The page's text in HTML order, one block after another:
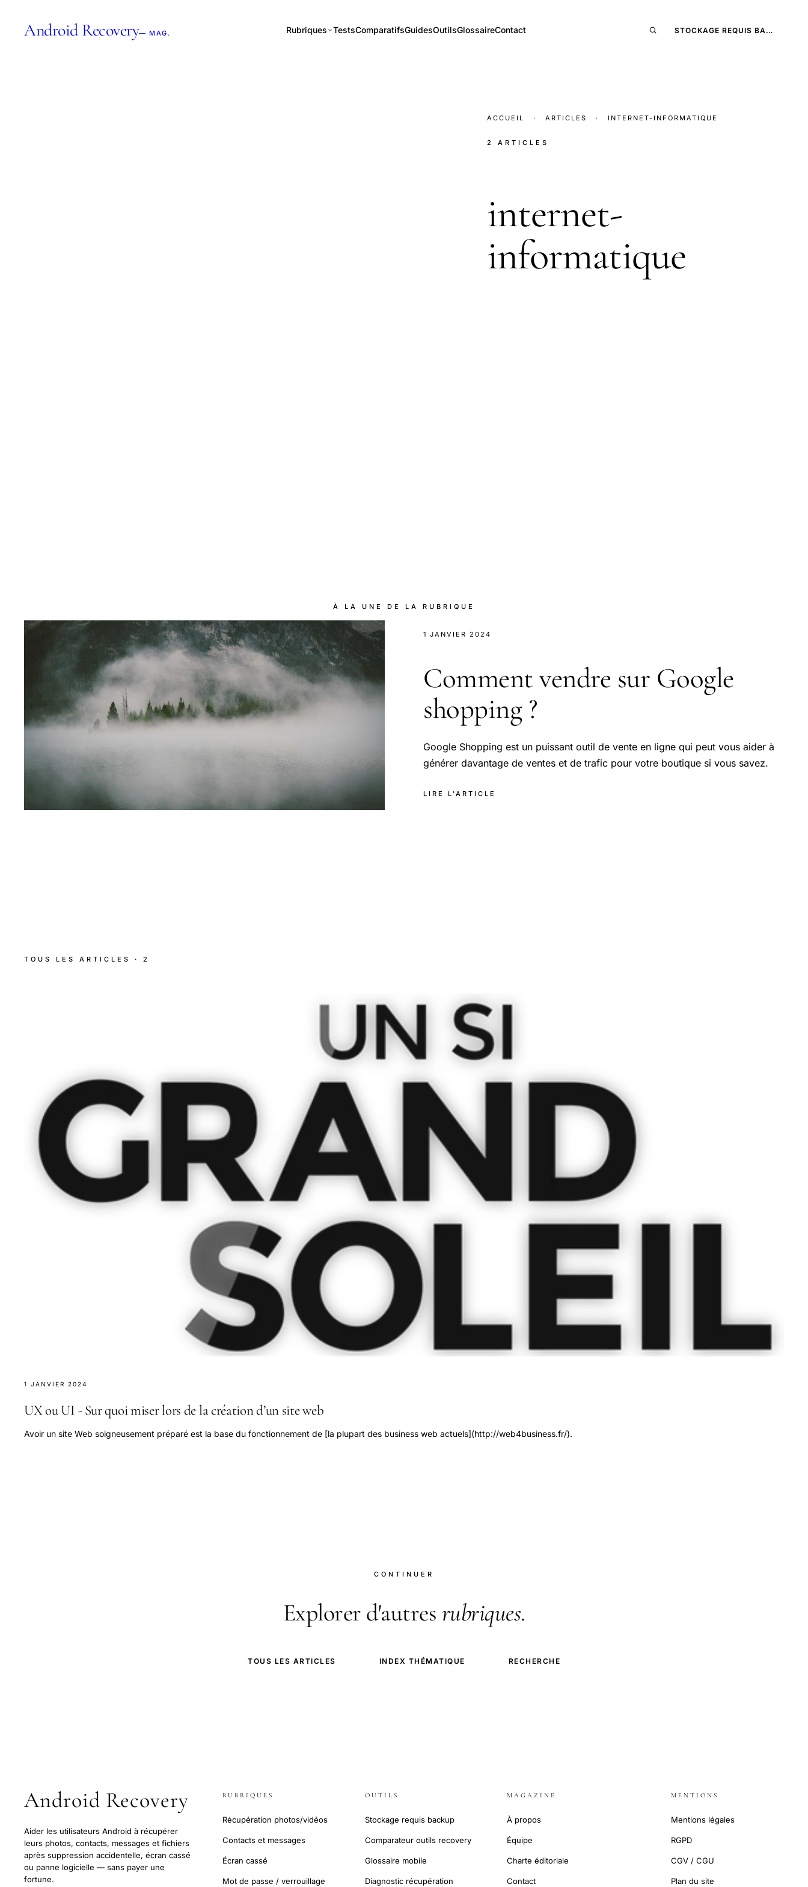
Android Recovery— MAG. Rubriques TestsComparatifsGuidesOutilsGlossaireContact STOCKAGE REQUIS BA…
ACCUEIL · ARTICLES · INTERNET-INFORMATIQUE
2 ARTICLES
internet-
informatique
À LA UNE DE LA RUBRIQUE
1 JANVIER 2024
Comment vendre sur Google
shopping ?
Google Shopping est un puissant outil de vente en ligne qui peut vous aider à
générer davantage de ventes et de trafic pour votre boutique si vous savez.
LIRE L'ARTICLE
TOUS LES ARTICLES · 2
1 JANVIER 2024
UX ou UI - Sur quoi miser lors de la création d’un site web
Avoir un site Web soigneusement préparé est la base du fonctionnement de [la plupart des business web actuels](http://web4business.fr/).
CONTINUER
Explorer d'autres rubriques.
TOUS LES ARTICLES INDEX THÉMATIQUE RECHERCHE
Android Recovery
Aider les utilisateurs Android à récupérer
leurs photos, contacts, messages et fichiers
après suppression accidentelle, écran cassé
ou panne logicielle — sans payer une
fortune.
RUBRIQUES
Récupération photos/vidéos
Contacts et messages
Écran cassé
Mot de passe / verrouillage
OUTILS
Stockage requis backup
Comparateur outils recovery
Glossaire mobile
Diagnostic récupération
MAGAZINE
À propos
Équipe
Charte éditoriale
Contact
MENTIONS
Mentions légales
RGPD
CGV / CGU
Plan du site